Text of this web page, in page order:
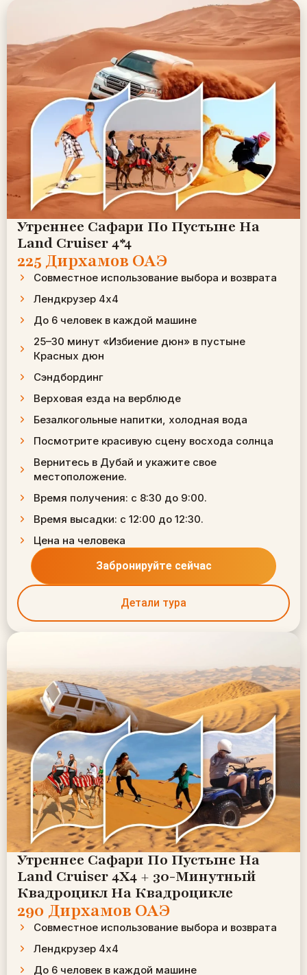
Утреннее Сафари По Пустыне На
Land Cruiser 4*4
225 Дирхамов ОАЭ
Совместное использование выбора и возврата
Лендкрузер 4х4
До 6 человек в каждой машине
25–30 минут «Избиение дюн» в пустыне
Красных дюн
Сэндбординг
Верховая езда на верблюде
Безалкогольные напитки, холодная вода
Посмотрите красивую сцену восхода солнца
Вернитесь в Дубай и укажите свое
местоположение.
Время получения: с 8:30 до 9:00.
Время высадки: с 12:00 до 12:30.
Цена на человека
Забронируйте сейчас
Детали тура
Утреннее Сафари По Пустыне На
Land Cruiser 4X4 + 30-Минутный
Квадроцикл На Квадроцикле
290 Дирхамов ОАЭ
Совместное использование выбора и возврата
Лендкрузер 4х4
До 6 человек в каждой машине